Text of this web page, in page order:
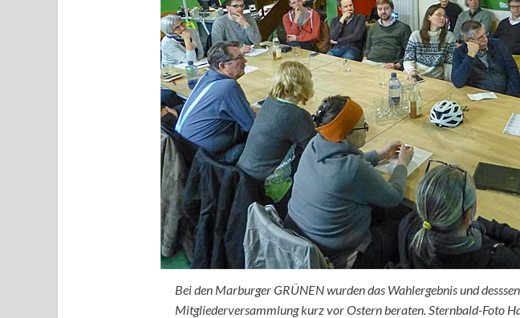
Bei den Marburger GRÜNEN wurden das Wahlergebnis und
Mitgliederversammlung kurz vor Ostern beraten. Sternbald-Foto